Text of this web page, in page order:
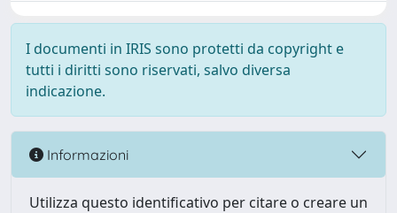
I documenti in IRIS sono protetti da copyright e
tutti i diritti sono riservati, salvo diversa
indicazione.
Informazioni
Utilizza questo identificativo per citare o creare un